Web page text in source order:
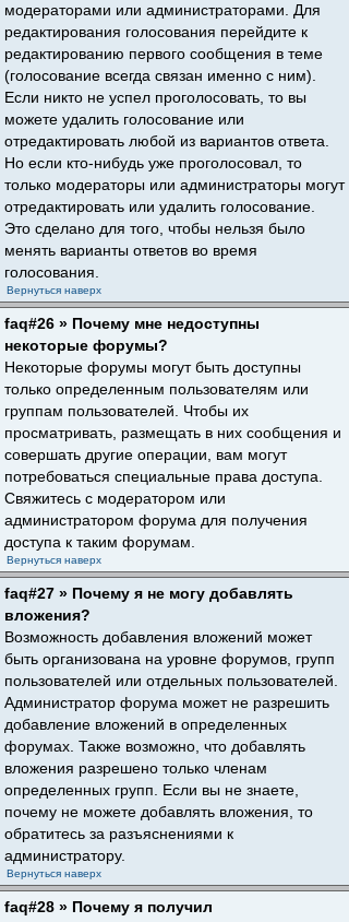
модераторами или администраторами. Для
редактирования голосования перейдите к
редактированию первого сообщения в теме
(голосование всегда связан именно с ним).
Если никто не успел проголосовать, то вы
можете удалить голосование или
отредактировать любой из вариантов ответа.
Но если кто-нибудь уже проголосовал, то
только модераторы или администраторы могут
отредактировать или удалить голосование.
Это сделано для того, чтобы нельзя было
менять варианты ответов во время
голосования.
Вернуться наверх
faq#26 » Почему мне недоступны
некоторые форумы?
Некоторые форумы могут быть доступны
только определенным пользователям или
группам пользователей. Чтобы их
просматривать, размещать в них сообщения и
совершать другие операции, вам могут
потребоваться специальные права доступа.
Свяжитесь с модератором или
администратором форума для получения
доступа к таким форумам.
Вернуться наверх
faq#27 » Почему я не могу добавлять
вложения?
Возможность добавления вложений может
быть организована на уровне форумов, групп
пользователей или отдельных пользователей.
Администратор форума может не разрешить
добавление вложений в определенных
форумах. Также возможно, что добавлять
вложения разрешено только членам
определенных групп. Если вы не знаете,
почему не можете добавлять вложения, то
обратитесь за разъяснениями к
администратору.
Вернуться наверх
faq#28 » Почему я получил